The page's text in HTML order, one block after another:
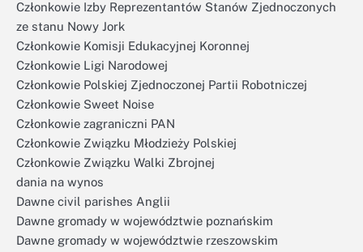
Członkowie Izby Reprezentantów Stanów Zjednoczonych
ze stanu Nowy Jork
Członkowie Komisji Edukacyjnej Koronnej
Członkowie Ligi Narodowej
Członkowie Polskiej Zjednoczonej Partii Robotniczej
Członkowie Sweet Noise
Członkowie zagraniczni PAN
Członkowie Związku Młodzieży Polskiej
Członkowie Związku Walki Zbrojnej
dania na wynos
Dawne civil parishes Anglii
Dawne gromady w województwie poznańskim
Dawne gromady w województwie rzeszowskim